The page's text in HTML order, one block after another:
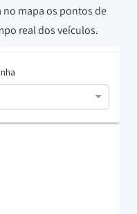
no mapa os pontos de
real dos veículos.